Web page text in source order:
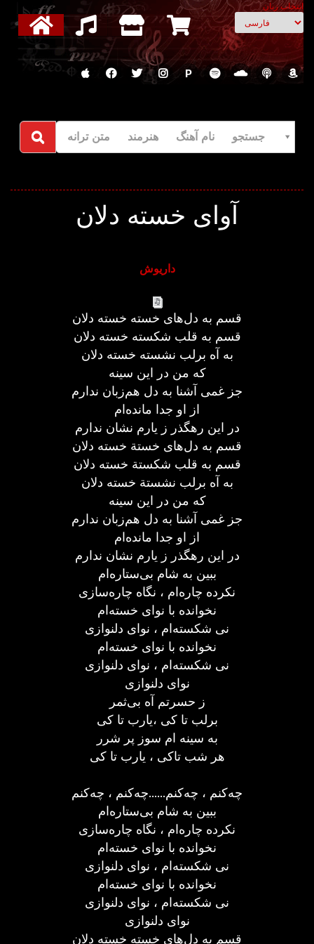
انتخاب زبان
P
جستجو نام آهنگ هنرمند متن ترانه
آوای خسته دلان
داریوش
قسم به دل‌های خسته خسته دلان
قسم به قلب شکسته خسته دلان
به آه برلب نشسته خسته دلان
که من در این سینه
جز غمی آشنا به دل هم‌زبان ندارم
از او جدا مانده‌ام
در این رهگذر ز یارم نشان ندارم
قسم به دل‌های خستة خسته دلان
قسم به قلب شکستة خسته دلان
به آه برلب نشستة خسته دلان
که من در این سینه
جز غمی آشنا به دل هم‌زبان ندارم
از او جدا مانده‌ام
در این رهگذر ز یارم نشان ندارم
ببین به شام بی‌ستاره‌ام
نکرده چاره‌ام ، نگاه چاره‌سازی
نخوانده با نوای خسته‌ام
نی شکسته‌ام ، نوای دلنوازی
نخوانده با نوای خسته‌ام
نی شکسته‌ام ، نوای دلنوازی
نوای دلنوازی
ز حسرتم آه بی‌ثمر
برلب تا کی ،یارب تا کی
به سینه ام سوز پر شرر
هر شب تاکی ، یارب تا کی
چه‌کنم ، چه‌کنم......چه‌کنم ، چه‌کنم
ببین به شام بی‌ستاره‌ام
نکرده چاره‌ام ، نگاه چاره‌سازی
نخوانده با نوای خسته‌ام
نی شکسته‌ام ، نوای دلنوازی
نخوانده با نوای خسته‌ام
نی شکسته‌ام ، نوای دلنوازی
نوای دلنوازی
قسم به دل‌های خسته خسته دلان